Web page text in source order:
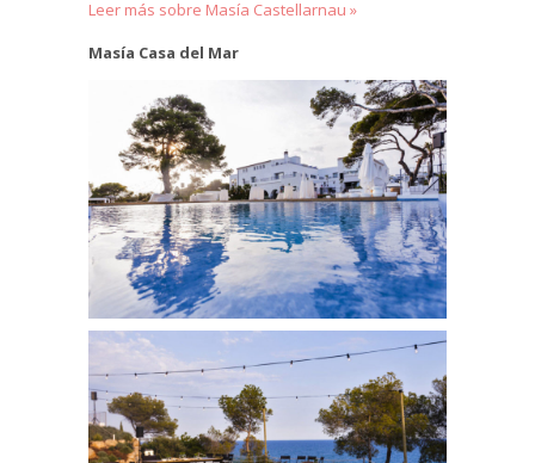
Leer más sobre Masía Castellarnau »
Masía Casa del Mar